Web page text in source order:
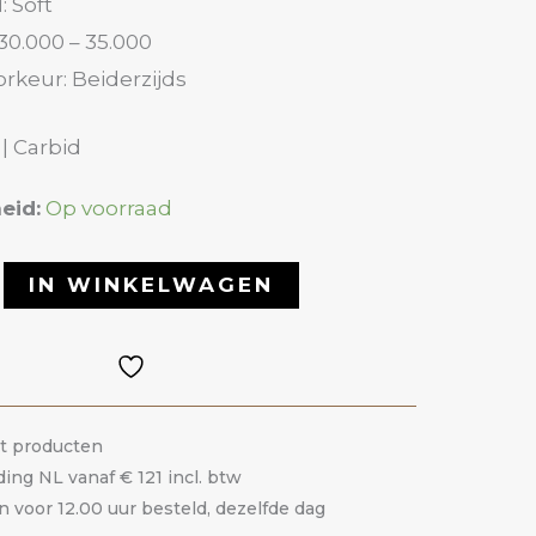
Soft
– 35.000
Beiderzijds
Carbid
Op voorraad
IN WINKELWAGEN
producten
NL vanaf € 121 incl. btw
voor 12.00 uur besteld, dezelfde dag